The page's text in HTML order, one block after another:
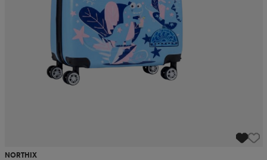
NORTHIX